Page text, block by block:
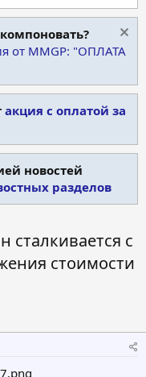
от MMGP: "ОПЛАТА
акция с оплатой за
новостей
разделов
с
стоимости